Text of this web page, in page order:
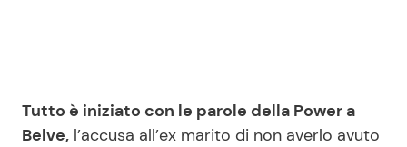
Tutto è iniziato con le parole della Power a
Belve, l’accusa all’ex marito di non averlo avuto